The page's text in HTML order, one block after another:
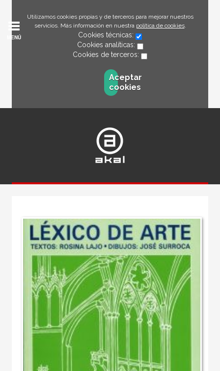
Utilizamos cookies propias y de terceros para mejorar nuestros
servicios. Más información en nuestra política de cookies.
Cookies técnicas:
Cookies analíticas:
Cookies de terceros:
Aceptar
cookies
MENÚ